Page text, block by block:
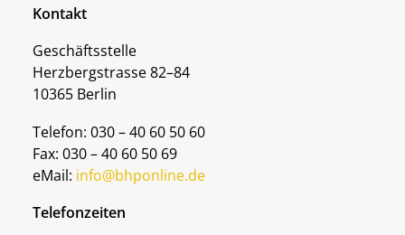
Kontakt
Geschäftsstelle
Herzbergstrasse 82–84
10365 Berlin
Telefon: 030 – 40 60 50 60
Fax: 030 – 40 60 50 69
eMail: info@bhponline.de
Telefonzeiten